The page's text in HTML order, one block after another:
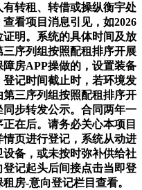
转租、转借或操纵衡宇处
看项目消息引见，如2026
明。系统的具体时间及放
序列组按照配租排序开展
房APP操做的，设置装备
记时间截止时，若环境发
三序列组按照配租排序开
步转发公示。合同两年一
在后。请务必关心本项目
页进行登记，系统从动进
备，或未按时弥补供给社
记起头后间接点击当即登
房-意向登记栏目查看。